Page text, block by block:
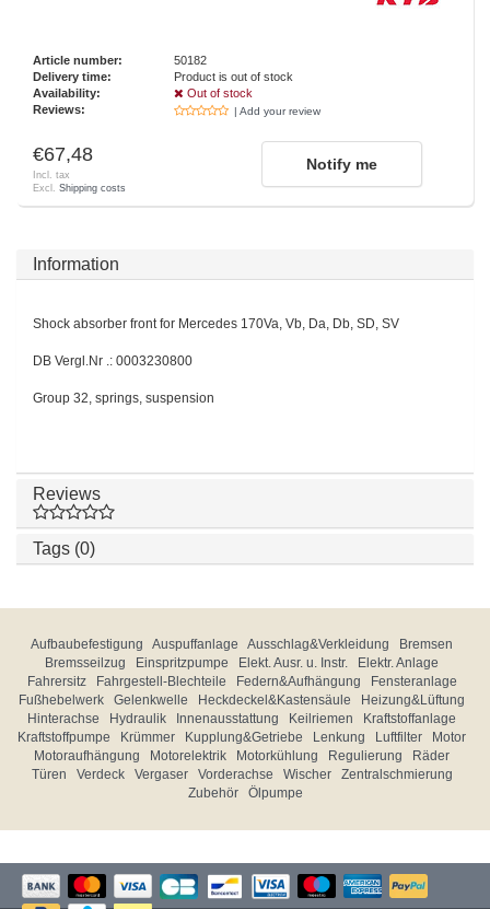
Article number:
50182
Delivery time:
Product is out of stock
Availability:
Out of stock
Reviews:
| Add your review
€67,48
Incl. tax
Excl. Shipping costs
Notify me
Information
Shock absorber front for Mercedes 170Va, Vb, Da, Db, SD, SV
DB Vergl.Nr .: 0003230800
Group 32, springs, suspension
Reviews
Tags (0)
Aufbaubefestigung Auspuffanlage Ausschlag&Verkleidung
Bremsen
Bremsseilzug
Einspritzpumpe Elekt. Ausr. u. Instr.
Elektr. Anlage
Fahrersitz
Fahrgestell-Blechteile Federn&Aufhängung
Fensteranlage
Fußhebelwerk
Gelenkwelle Heckdeckel&Kastensäule
Heizung&Lüftung
Hinterachse
Hydraulik Innenausstattung Keilriemen
Kraftstoffanlage
Kraftstoffpumpe
Krümmer Kupplung&Getriebe Lenkung Luftfilter
Motor
Motoraufhängung
Motorelektrik Motorkühlung Regulierung
Räder
Türen
Verdeck Vergaser Vorderachse Wischer
Zentralschmierung
Zubehör
Ölpumpe